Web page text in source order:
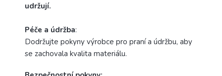
udržují.
Péče a údržba:
Dodržujte pokyny výrobce pro praní a údržbu, aby
se zachovala kvalita materiálu.